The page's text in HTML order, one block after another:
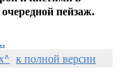
пейзаж.
к полной версии